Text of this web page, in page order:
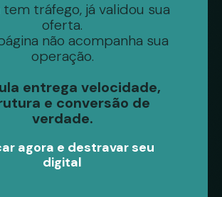
tem tráfego, já validou sua
oferta.
não acompanha sua
operação.
entrega velocidade,
e conversão de
verdade.
agora e destravar seu
digital